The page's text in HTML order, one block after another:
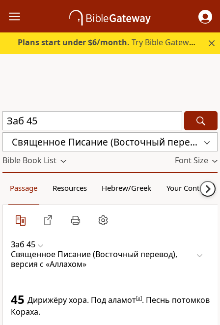
Plans start under $6/month. Try Bible Gateway Plus.
Священное Писание (Восточный перевод), версия с «Аллахом» (CARSA)
Bible Book List Font Size
Passage Resources Hebrew/Greek Your Content
Заб 45
Священное Писание (Восточный перевод),
версия с «Аллахом»
45 Дирижёру хора. Под аламот[a]. Песнь потомков
Кораха.